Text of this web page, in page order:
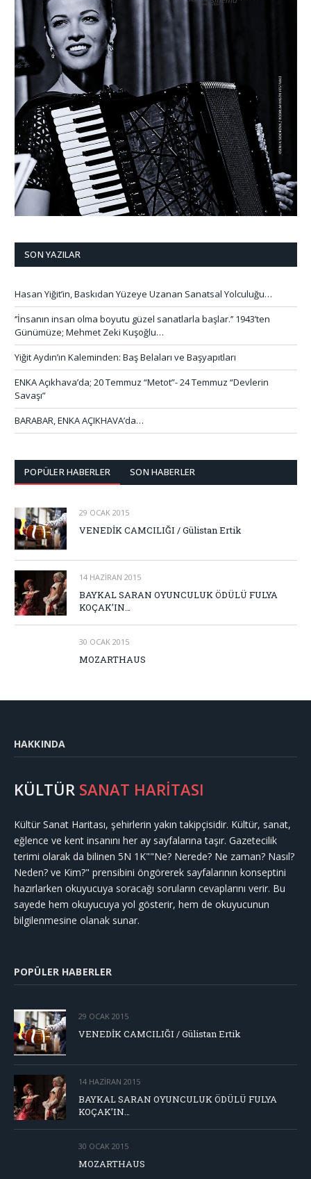
SON YAZILAR
Hasan Yiğit’in, Baskıdan Yüzeye Uzanan Sanatsal Yolculuğu…
‘’İnsanın insan olma boyutu güzel sanatlarla başlar.’’ 1943’ten
Günümüze; Mehmet Zeki Kuşoğlu…
Yiğit Aydın’ın Kaleminden: Baş Belaları ve Başyapıtları
ENKA Açıkhava’da; 20 Temmuz “Metot”- 24 Temmuz “Devlerin
Savaşı”
BARABAR, ENKA AÇIKHAVA’da…
POPÜLER HABERLER SON HABERLER
29 OCAK 2015
VENEDİK CAMCILIĞI / Gülistan Ertik
14 HAZIRAN 2015
BAYKAL SARAN OYUNCULUK ÖDÜLÜ FULYA
KOÇAK’IN…
30 OCAK 2015
MOZARTHAUS
HAKKINDA
KÜLTÜR SANAT HARİTASI
Kültür Sanat Haritası, şehirlerin yakın takipçisidir. Kültür, sanat,
eğlence ve kent insanını her ay sayfalarına taşır. Gazetecilik
terimi olarak da bilinen 5N 1K""Ne? Nerede? Ne zaman? Nasıl?
Neden? ve Kim?" prensibini öngörerek sayfalarının konseptini
hazırlarken okuyucuya soracağı soruların cevaplarını verir. Bu
sayede hem okuyucuya yol gösterir, hem de okuyucunun
bilgilenmesine olanak sunar.
POPÜLER HABERLER
29 OCAK 2015
VENEDİK CAMCILIĞI / Gülistan Ertik
14 HAZIRAN 2015
BAYKAL SARAN OYUNCULUK ÖDÜLÜ FULYA
KOÇAK’IN…
30 OCAK 2015
MOZARTHAUS